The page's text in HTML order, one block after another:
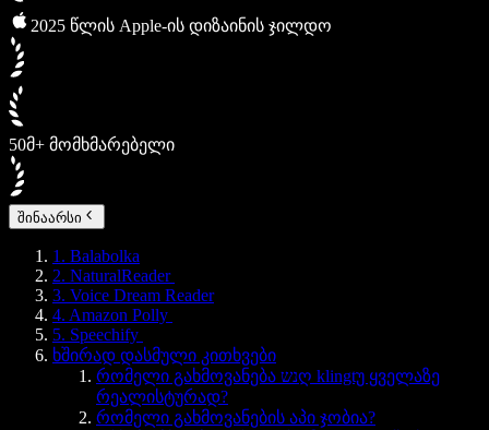
2025 წლის Apple-ის დიზაინის ჯილდო
50მ+ მომხმარებელი
შინაარსი
1. Balabolka
2. NaturalReader
3. Voice Dream Reader
4. Amazon Polly
5. Speechify
ხშირად დასმული კითხვები
რომელი გახმოვანება נשღ klingtუ ყველაზე
რეალისტურად?
რომელი გახმოვანების აპი ჯობია?